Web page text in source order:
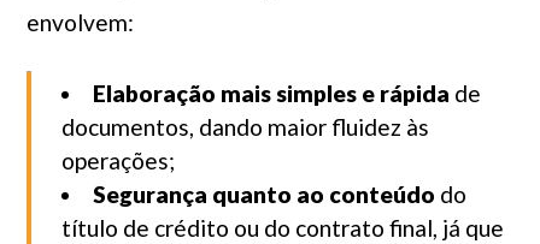
envolvem:
Elaboração mais simples e rápida de
documentos, dando maior fluidez às
operações;
Segurança quanto ao conteúdo do
título de crédito ou do contrato final, já que